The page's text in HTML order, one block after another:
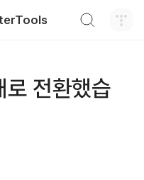
로 전환했습